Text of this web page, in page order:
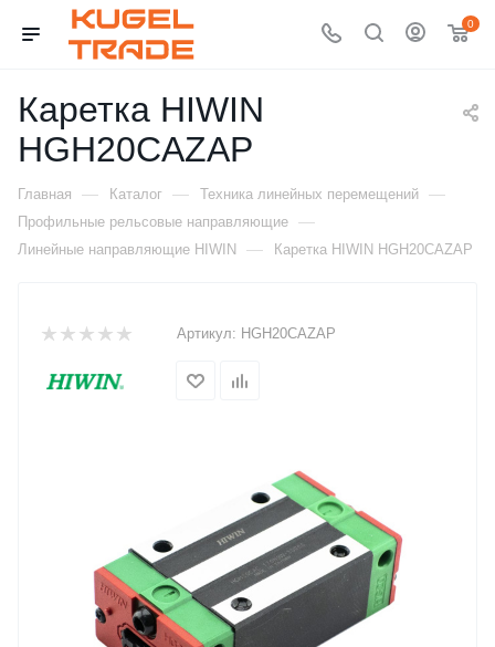
0
Каретка HIWIN
HGH20CAZAP
Главная — Каталог — Техника линейных перемещений —
Профильные рельсовые направляющие —
Линейные направляющие HIWIN — Каретка HIWIN HGH20CAZAP
Артикул: HGH20CAZAP